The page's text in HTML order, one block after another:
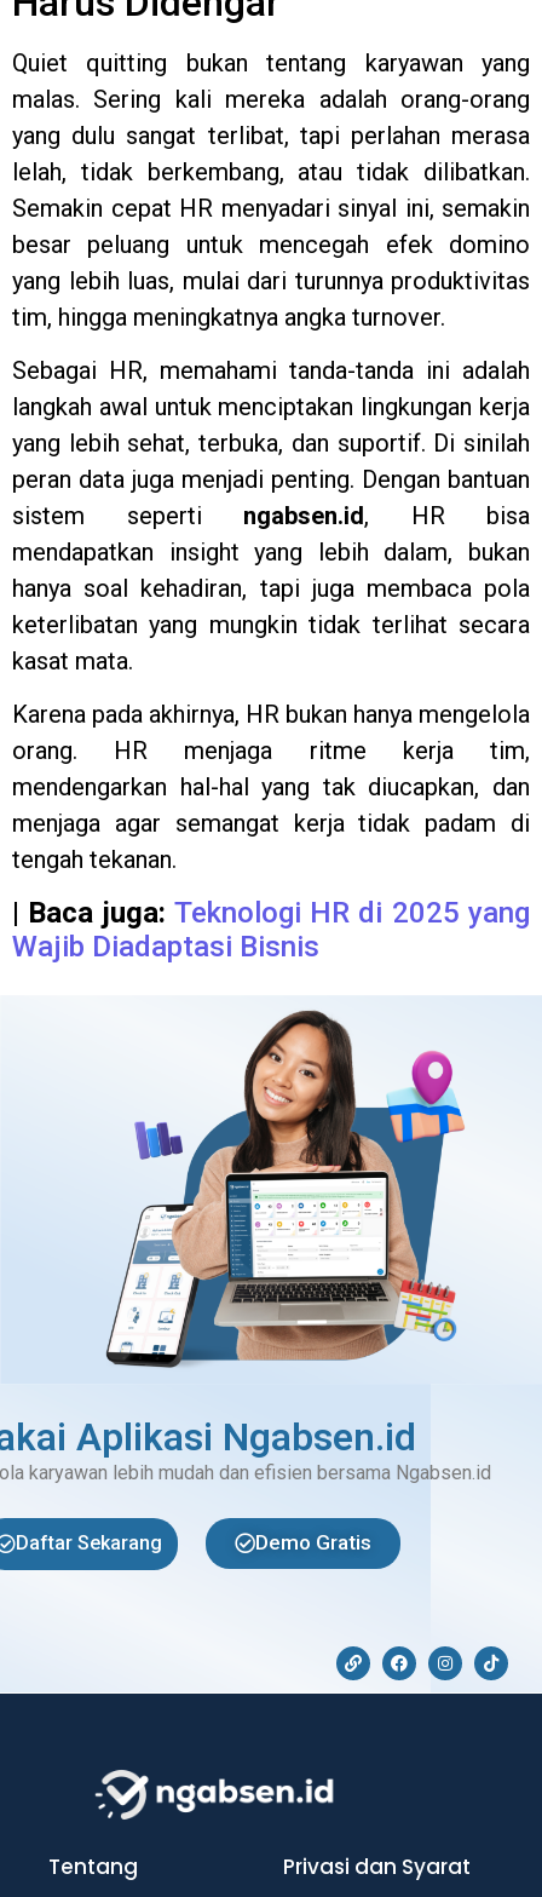
Quiet quitting bukan tentang karyawan yang
malas. Sering kali mereka adalah orang-orang
yang dulu sangat terlibat, tapi perlahan merasa
lelah, tidak berkembang, atau tidak dilibatkan.
Semakin cepat HR menyadari sinyal ini, semakin
besar peluang untuk mencegah efek domino
yang lebih luas, mulai dari turunnya produktivitas
tim, hingga meningkatnya angka turnover.
Sebagai HR, memahami tanda-tanda ini adalah
langkah awal untuk menciptakan lingkungan kerja
yang lebih sehat, terbuka, dan suportif. Di sinilah
peran data juga menjadi penting. Dengan bantuan
sistem seperti ngabsen.id, HR bisa
mendapatkan insight yang lebih dalam, bukan
hanya soal kehadiran, tapi juga membaca pola
keterlibatan yang mungkin tidak terlihat secara
kasat mata.
Karena pada akhirnya, HR bukan hanya mengelola
orang. HR menjaga ritme kerja tim,
mendengarkan hal-hal yang tak diucapkan, dan
menjaga agar semangat kerja tidak padam di
tengah tekanan.
| Baca juga: Teknologi HR di 2025 yang
Wajib Diadaptasi Bisnis
Aplikasi Ngabsen.id
karyawan lebih mudah dan efisien bersama Ngabsen.id
Daftar Sekarang Demo Gratis
Tentang Privasi dan Syarat